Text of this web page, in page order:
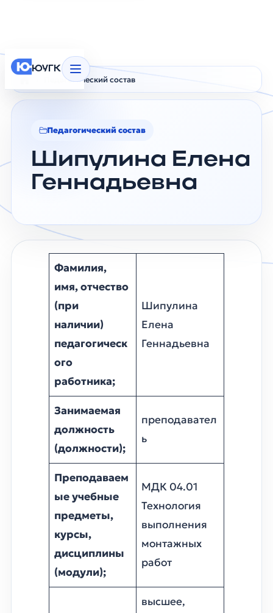
ЮУГК
Педагогический состав
Педагогический состав
Шипулина Елена
Геннадьевна
Фамилия,
имя, отчество
(при
наличии)
педагогическ
ого
работника;
Шипулина
Елена
Геннадьевна
Занимаемая
должность
(должности);
преподавател
ь
Преподаваем
ые учебные
предметы,
курсы,
дисциплины
(модули);
МДК 04.01
Технология
выполнения
монтажных
работ
высшее,